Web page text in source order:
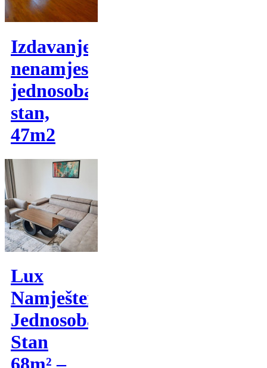
Izdavanje,
nenamjesten
jednosoban
stan,
47m2
Lux
Namješten
Jednosoban
Stan